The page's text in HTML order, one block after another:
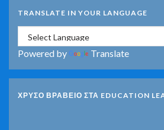
TRANSLATE IN YOUR LANGUAGE
Powered by Translate
ΧΡΥΣΟ ΒΡΑΒΕΙΟ ΣΤΑ EDUCATION